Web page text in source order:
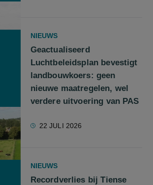
NIEUWS
Geactualiseerd
Luchtbeleidsplan bevestigt
landbouwkoers: geen
nieuwe maatregelen, wel
verdere uitvoering van PAS
22 JULI 2026
NIEUWS
Recordverlies bij Tiense